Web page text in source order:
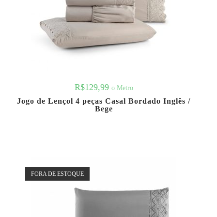
R$129,99 o Metro
Jogo de Lençol 4 peças Casal Bordado Inglês /
Bege
FORA DE ESTOQUE